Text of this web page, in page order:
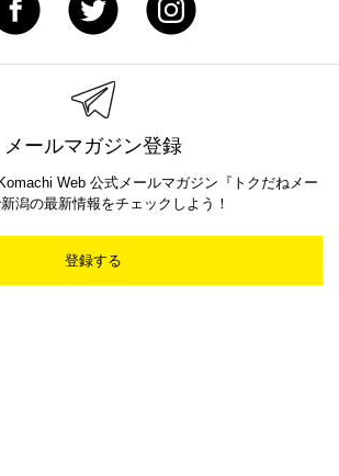
メールマガジン登録
Web 公式メールマガジン『トクだねメー
潟の最新情報をチェックしよう！
登録する